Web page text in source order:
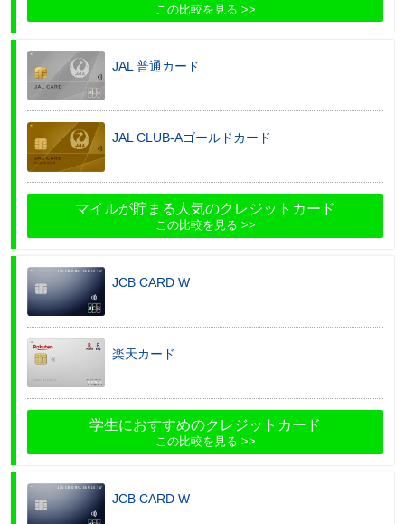
この比較を見る
JAL 普通カード
JAL CLUB-Aゴールドカード
マイルが貯まる人気のクレジットカード
この比較を見る
JCB CARD W
楽天カード
学生におすすめのクレジットカード
この比較を見る
JCB CARD W